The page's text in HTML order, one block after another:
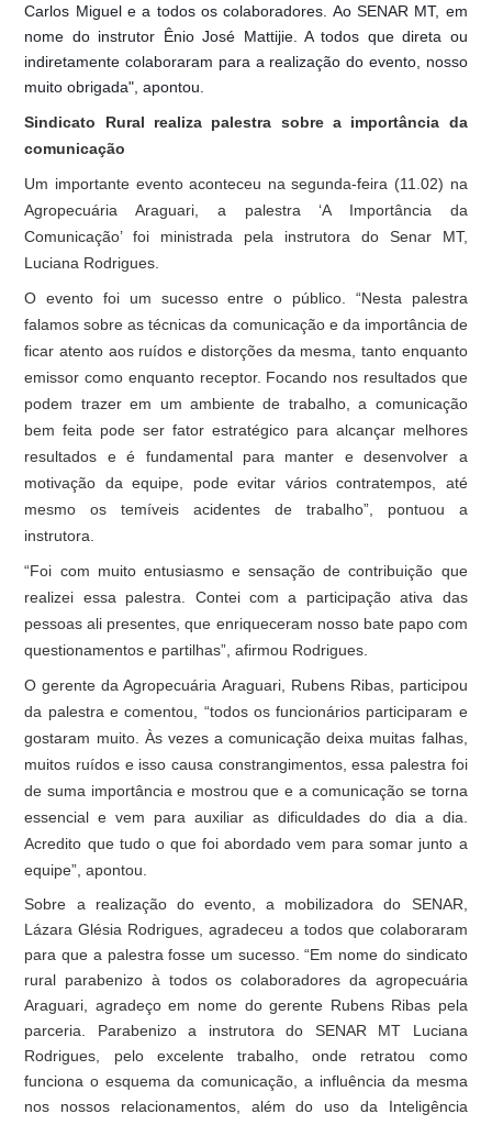
Carlos Miguel e a todos os colaboradores. Ao SENAR MT, em
nome do instrutor Ênio José Mattijie. A todos que direta ou
indiretamente colaboraram para a realização do evento, nosso
muito obrigada", apontou.
Sindicato Rural realiza palestra sobre a importância da
comunicação
Um importante evento aconteceu na segunda-feira (11.02) na
Agropecuária Araguari, a palestra ‘A Importância da
Comunicação’ foi ministrada pela instrutora do Senar MT,
Luciana Rodrigues.
O evento foi um sucesso entre o público. “Nesta palestra
falamos sobre as técnicas da comunicação e da importância de
ficar atento aos ruídos e distorções da mesma, tanto enquanto
emissor como enquanto receptor. Focando nos resultados que
podem trazer em um ambiente de trabalho, a comunicação
bem feita pode ser fator estratégico para alcançar melhores
resultados e é fundamental para manter e desenvolver a
motivação da equipe, pode evitar vários contratempos, até
mesmo os temíveis acidentes de trabalho”, pontuou a
instrutora.
“Foi com muito entusiasmo e sensação de contribuição que
realizei essa palestra. Contei com a participação ativa das
pessoas ali presentes, que enriqueceram nosso bate papo com
questionamentos e partilhas”, afirmou Rodrigues.
O gerente da Agropecuária Araguari, Rubens Ribas, participou
da palestra e comentou, “todos os funcionários participaram e
gostaram muito. Às vezes a comunicação deixa muitas falhas,
muitos ruídos e isso causa constrangimentos, essa palestra foi
de suma importância e mostrou que e a comunicação se torna
essencial e vem para auxiliar as dificuldades do dia a dia.
Acredito que tudo o que foi abordado vem para somar junto a
equipe”, apontou.
Sobre a realização do evento, a mobilizadora do SENAR,
Lázara Glésia Rodrigues, agradeceu a todos que colaboraram
para que a palestra fosse um sucesso. “Em nome do sindicato
rural parabenizo à todos os colaboradores da agropecuária
Araguari, agradeço em nome do gerente Rubens Ribas pela
parceria. Parabenizo a instrutora do SENAR MT Luciana
Rodrigues, pelo excelente trabalho, onde retratou como
funciona o esquema da comunicação, a influência da mesma
nos nossos relacionamentos, além do uso da Inteligência